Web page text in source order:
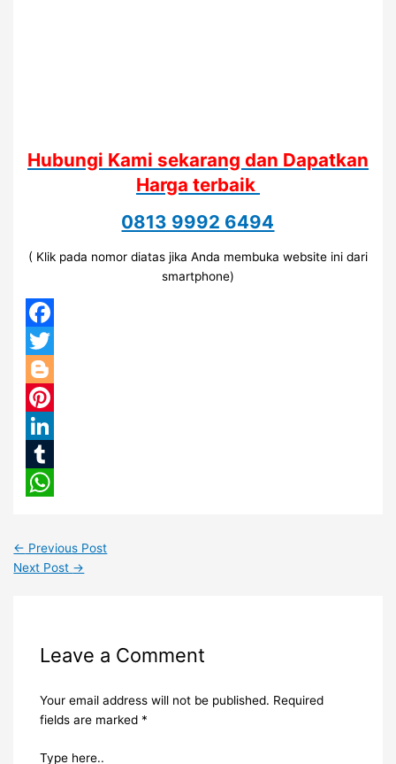
Hubungi Kami sekarang dan Dapatkan
Harga terbaik
0813 9992 6494
( Klik pada nomor diatas jika Anda membuka website ini dari
smartphone)
Facebook
Twitter
Blogger
Pinterest
LinkedIn
Tumblr
← Previous Post
Next Post →
Leave a Comment
Your email address will not be published. Required
fields are marked *
Type here..